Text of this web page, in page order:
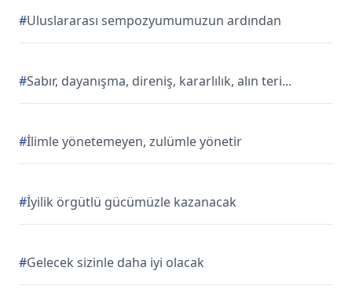
#Uluslararası sempozyumumuzun ardından
#Sabır, dayanışma, direniş, kararlılık, alın teri...
#İlimle yönetemeyen, zulümle yönetir
#İyilik örgütlü gücümüzle kazanacak
#Gelecek sizinle daha iyi olacak